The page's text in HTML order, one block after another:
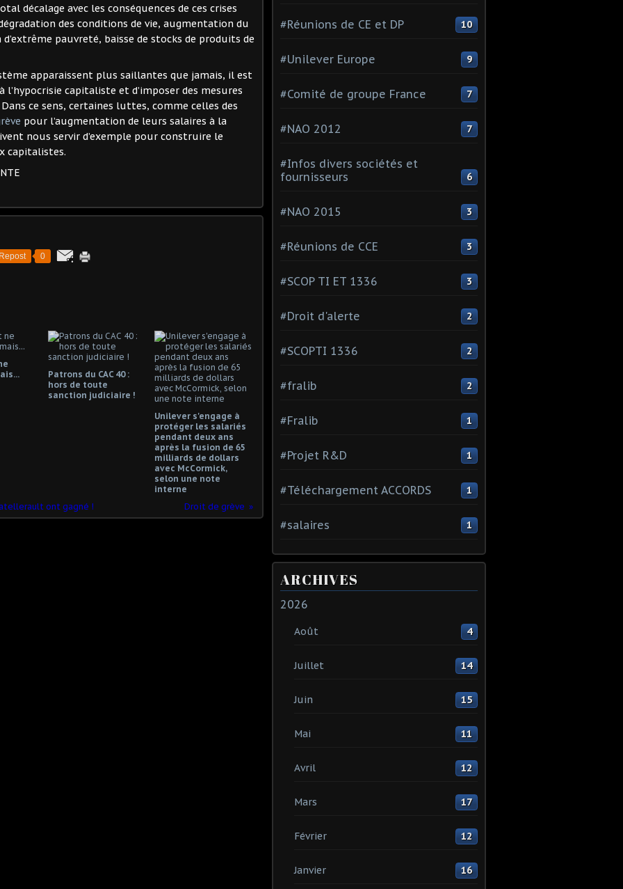
décalage avec les conséquences de ces crises
des conditions de vie, augmentation du
pauvreté, baisse de stocks de produits de
apparaissent plus saillantes que jamais, il est
capitaliste et d’imposer des mesures
ce sens, certaines luttes, comme celles des
pour l’augmentation de leurs salaires à la
nous servir d’exemple pour construire le
capitalistes.
Repost 0
Patrons du CAC 40 :
hors de toute
sanction judiciaire !
Unilever s'engage à
protéger les salariés
pendant deux ans
après la fusion de 65
milliards de dollars
avec McCormick,
selon une note
interne
ont gagné !
Droit de grève
#Réunions de CE et DP 10
#Unilever Europe 9
#Comité de groupe France 7
#NAO 2012 7
#Infos divers sociétés et
fournisseurs
6
#NAO 2015 3
#Réunions de CCE 3
#SCOP TI ET 1336 3
#Droit d'alerte 2
#SCOPTI 1336 2
#fralib 2
#Fralib 1
#Projet R&D 1
#Téléchargement ACCORDS 1
#salaires 1
ARCHIVES
2026
Août 4
Juillet 14
Juin 15
Mai 11
Avril 12
Mars 17
Février 12
Janvier 16